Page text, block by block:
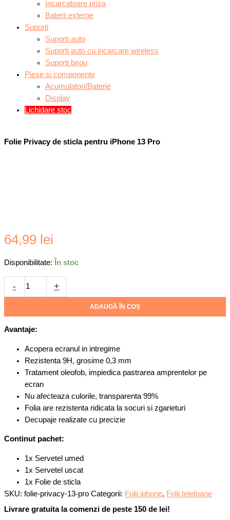
Incarcatoare priza
Baterii externe
Suporti
Suporti auto
Suporti auto cu incarcare wireless
Suporti birou
Piese si componente
Acumulatori/Baterie
Display
Lichidare stoc
Folie Privacy de sticla pentru iPhone 13 Pro
64,99 lei
Disponibilitate: În stoc
-
Folie
de
sticla
pentru
13
Pro
+
ADAUGĂ ÎN COȘ
Avantaje:
Acopera ecranul in intregime
Rezistenta 9H, grosime 0,3 mm
Tratament oleofob, impiedica pastrarea amprentelor pe
ecran
Nu afecteaza culorile, transparenta 99%
Folia are rezistenta ridicata la socuri si zgarieturi
Decupaje realizate cu precizie
Continut pachet:
1x Servetel umed
1x Servetel uscat
1x Folie de sticla
SKU: folie-privacy-13-pro Categorii: Folii iphone, Folii telefoane
Livrare gratuita la comenzi de peste 150 de lei!